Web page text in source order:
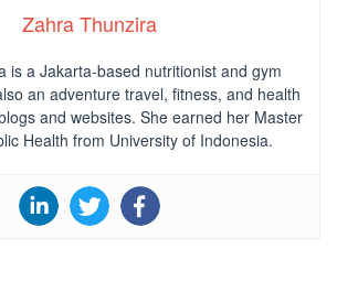
Zahra Thunzira
is a Jakarta-based nutritionist and gym
an adventure travel, fitness, and health
and websites. She earned her Master
Health from University of Indonesia.